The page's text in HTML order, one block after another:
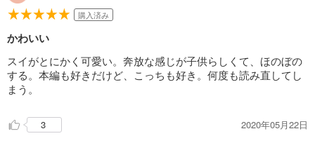
購入済み
かわいい
スイがとにかく可愛い。奔放な感じが子供らしくて、ほのぼの
する。本編も好きだけど、こっちも好き。何度も読み直してし
まう。
3 2020年05月22日